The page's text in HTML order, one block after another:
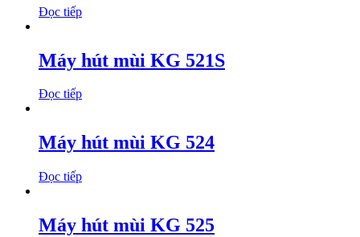
Đọc tiếp
Máy hút mùi KG 521S
Đọc tiếp
Máy hút mùi KG 524
Đọc tiếp
Máy hút mùi KG 525